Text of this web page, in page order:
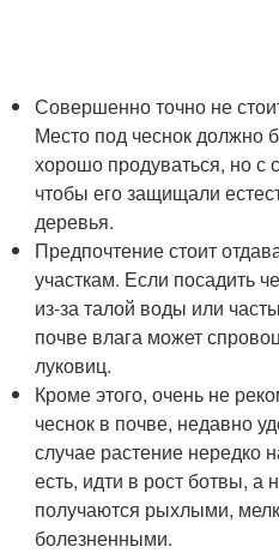
Совершенно точно не
Место под чеснок должно
хорошо продуваться, но с
чтобы его защищали
деревья.
Предпочтение стоит
участкам. Если посадить
из-за талой воды или
почве влага может
луковиц.
Кроме этого, очень не
чеснок в почве, недавно
случае растение нередко
есть, идти в рост ботвы, а
получаются рыхлыми,
болезненными.